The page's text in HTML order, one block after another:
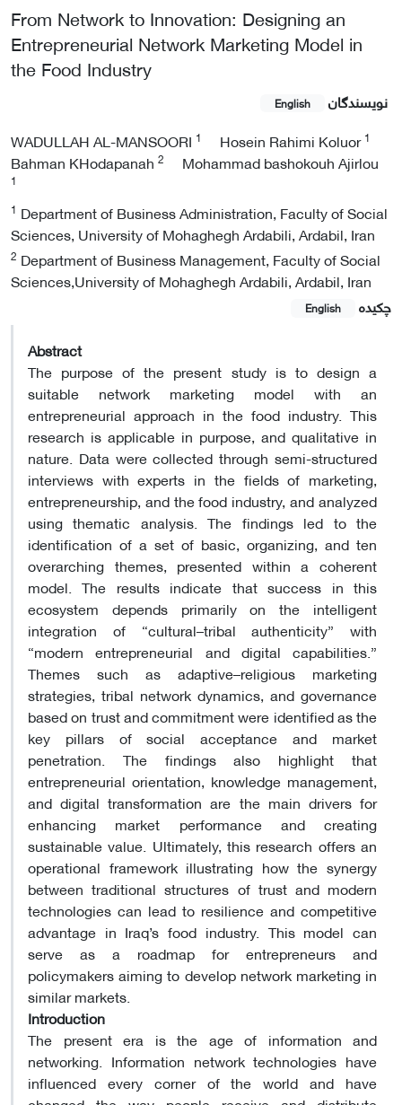
From Network to Innovation: Designing an
Entrepreneurial Network Marketing Model in
the Food Industry
نویسندگان English
WADULLAH AL-MANSOORI 1 Hosein Rahimi Koluor1
Bahman KHodapanah 2 Mohammad bashokouh Ajirlou
1
1 Department of Business Administration, Faculty of Social
Sciences, University of Mohaghegh Ardabili, Ardabil, Iran
2 Department of Business Management, Faculty of Social
Sciences,University of Mohaghegh Ardabili, Ardabil, Iran
چکیده
English
Abstract
The purpose of the present study is to design a
suitable network marketing model with an
entrepreneurial approach in the food industry. This
research is applicable in purpose, and qualitative in
nature. Data were collected through semi-structured
interviews with experts in the fields of marketing,
entrepreneurship, and the food industry, and analyzed
using thematic analysis. The findings led to the
identification of a set of basic, organizing, and ten
overarching themes, presented within a coherent
model. The results indicate that success in this
ecosystem depends primarily on the intelligent
integration of “cultural–tribal authenticity” with
“modern entrepreneurial and digital capabilities.”
Themes such as adaptive–religious marketing
strategies, tribal network dynamics, and governance
based on trust and commitment were identified as the
key pillars of social acceptance and market
penetration. The findings also highlight that
entrepreneurial orientation, knowledge management,
and digital transformation are the main drivers for
enhancing market performance and creating
sustainable value. Ultimately, this research offers an
operational framework illustrating how the synergy
between traditional structures of trust and modern
technologies can lead to resilience and competitive
advantage in Iraq’s food industry. This model can
serve as a roadmap for entrepreneurs and
policymakers aiming to develop network marketing in
similar markets.
Introduction
The present era is the age of information and
networking. Information network technologies have
influenced every corner of the world and have